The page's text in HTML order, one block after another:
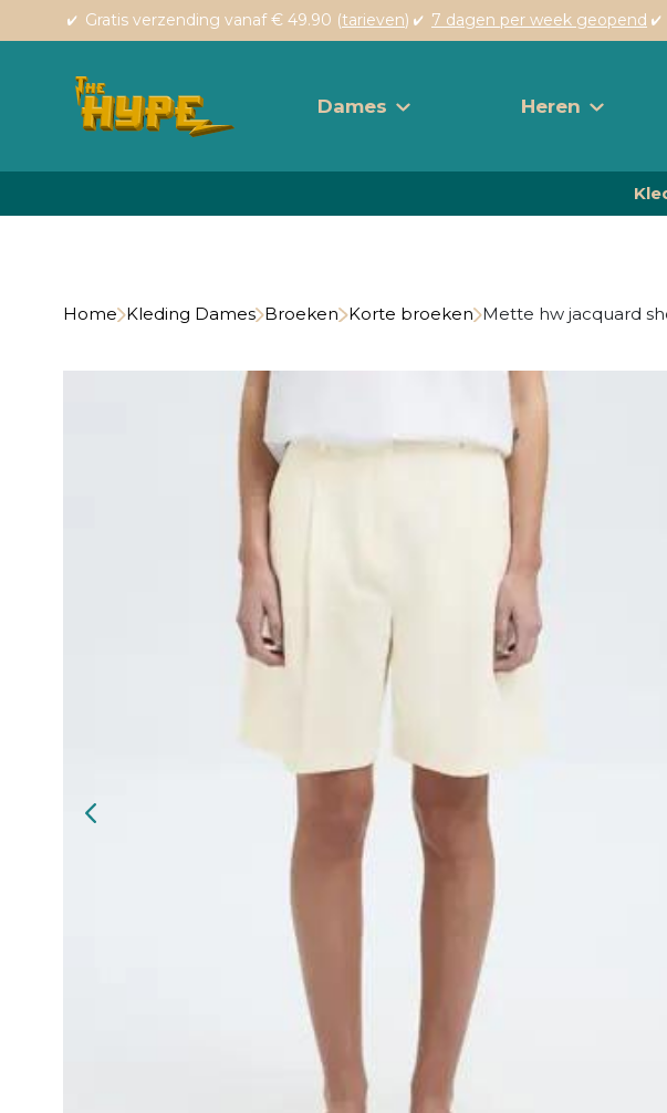
Gratis verzending vanaf € 49.90 (tarieven) 7 dagen per week geopend
Dames Heren
Home Kleding Dames Broeken Korte broeken Mette hw jacquard